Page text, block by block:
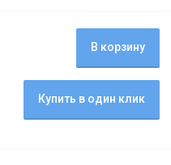
В корзину
Купить в один клик